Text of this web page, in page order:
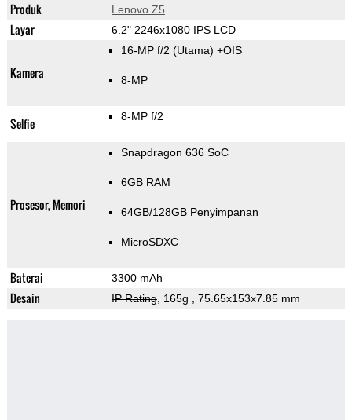
Produk Lenovo Z5
Layar 6.2" 2246x1080 IPS LCD
Kamera
16-MP f/2 (Utama) +OIS
8-MP
Selfie 8-MP f/2
Prosesor, Memori
Snapdragon 636 SoC
6GB RAM
64GB/128GB Penyimpanan
MicroSDXC
Baterai 3300 mAh
Desain IP Rating, 165g , 75.65x153x7.85 mm